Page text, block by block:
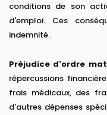
conditions de son
d'emploi. Ces
indemnité.
Préjudice d'ordre
répercussions
frais médicaux, des
d'autres dépenses